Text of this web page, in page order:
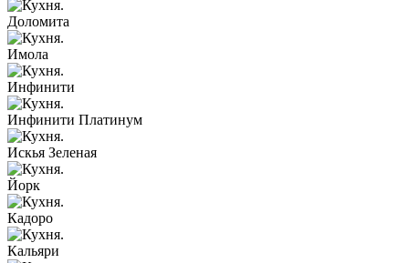
Доломита
Имола
Инфинити
Инфинити Платинум
Искья Зеленая
Йорк
Кадоро
Кальяри